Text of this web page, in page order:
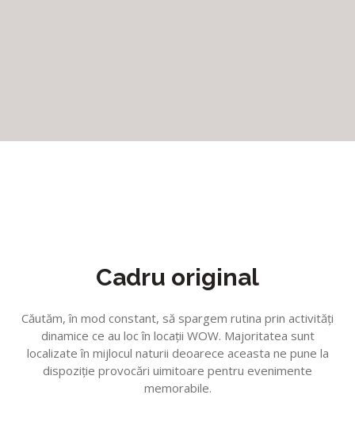
Cadru original
Căutăm, în mod constant, să spargem rutina prin activităţi
dinamice ce au loc în locaţii WOW. Majoritatea sunt
localizate în mijlocul naturii deoarece aceasta ne pune la
dispoziţie provocări uimitoare pentru evenimente
memorabile.